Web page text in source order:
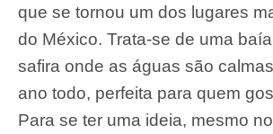
que se tornou um dos lugares
do México. Trata-se de uma
safira onde as águas são
ano todo, perfeita para quem
Para se ter uma ideia, mesmo